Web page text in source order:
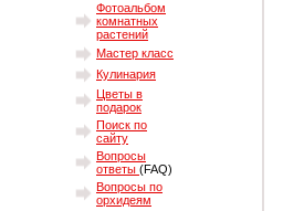
Фотоальбом
комнатных
растений
Мастер класс
Кулинария
Цветы в
подарок
Поиск по
сайту
Вопросы
ответы (FAQ)
Вопросы по
орхидеям